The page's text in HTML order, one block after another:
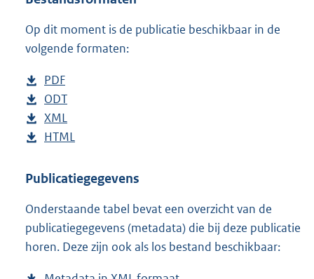
:
Op dit moment is de publicatie beschikbaar in de
volgende formaten:
D
o
w
n
o
d
p
u
PDF
e
s
t
n
s
g
r
D
o
w
l
a
d
p
ODT
s
a
d
s
g
D
o
n
o
a
d
XML
e
t
n
d
s
D
w
l
o
a
HTML
s
a
n
d
Publicatiegegevens
Onderstaande tabel bevat een overzicht van de
publicatiegegevens (metadata) die bij deze publicatie
horen. Deze zijn ook als los bestand beschikbaar: